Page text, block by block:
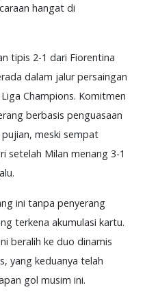
hangat di
tipis 2-1 dari Fiorentina
dalam jalur persaingan
Champions. Komitmen
berbasis penguasaan
meski sempat
setelah Milan menang 3-1
ini tanpa penyerang
terkena akumulasi kartu.
beralih ke duo dinamis
yang keduanya telah
gol musim ini.